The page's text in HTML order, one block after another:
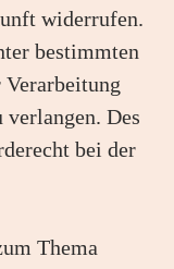
widerrufen.
bestimmten
verlangen. Des
bei der
Thema